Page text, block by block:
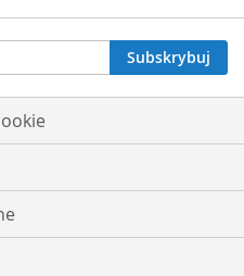
Subskrybuj